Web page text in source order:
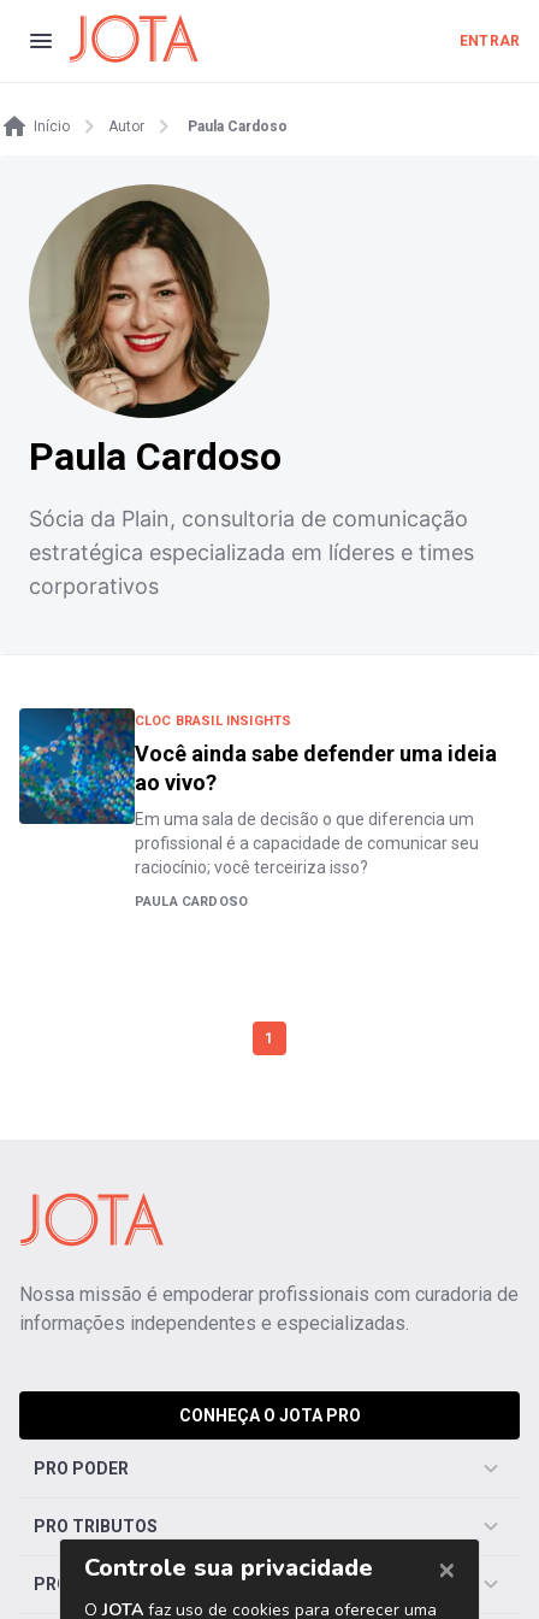
ENTRAR
Início Autor Paula Cardoso
Paula Cardoso
Sócia da Plain, consultoria de comunicação
estratégica especializada em líderes e times
corporativos
CLOC BRASIL INSIGHTS
Você ainda sabe defender uma ideia
ao vivo?
Em uma sala de decisão o que diferencia um
profissional é a capacidade de comunicar seu
raciocínio; você terceiriza isso?
PAULA CARDOSO
1
Nossa missão é empoderar profissionais com curadoria de
informações independentes e especializadas.
CONHEÇA O JOTA PRO
PRO PODER
PRO TRIBUTOS
PRO TRABALHISTA